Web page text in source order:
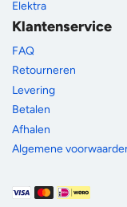
Elektra
Klantenservice
FAQ
Retourneren
Levering
Betalen
Afhalen
Algemene
Betaalmethoden